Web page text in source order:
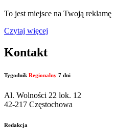
To jest miejsce na Twoją reklamę
Czytaj więcej
Kontakt
Tygodnik Regionalny 7 dni
Al. Wolności 22 lok. 12
42-217 Częstochowa
Redakcja